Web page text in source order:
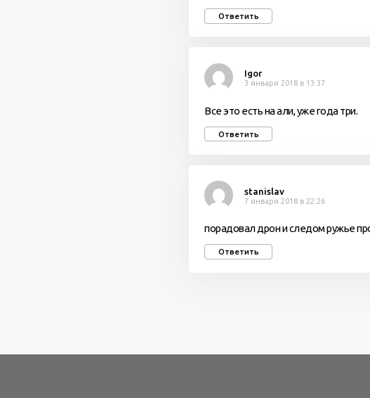
Ответить
Igor
3 января 2018 в 13:37
Все это есть на али, уже года три.
Ответить
stanislav
7 января 2018 в 22:26
порадовал дрон и следом ружье
Ответить